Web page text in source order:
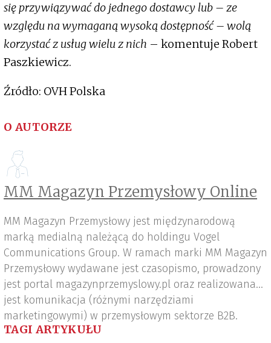
się przywiązywać do jednego dostawcy lub – ze
względu na wymaganą wysoką dostępność – wolą
korzystać z usług wielu z nich – komentuje Robert
Paszkiewicz.
Źródło: OVH Polska
O AUTORZE
MM Magazyn Przemysłowy Online
MM Magazyn Przemysłowy jest międzynarodową
marką medialną należącą do holdingu Vogel
Communications Group. W ramach marki MM Magazyn
Przemysłowy wydawane jest czasopismo, prowadzony
jest portal magazynprzemyslowy.pl oraz realizowana
jest komunikacja (różnymi narzędziami
marketingowymi) w przemysłowym sektorze B2B.
TAGI ARTYKUŁU